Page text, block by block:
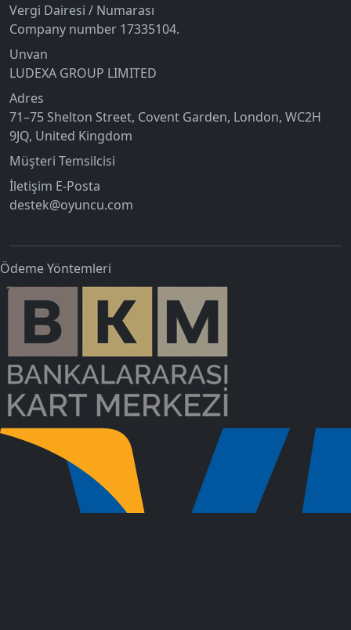
Vergi Dairesi / Numarası
Company number 17335104.
Unvan
LUDEXA GROUP LIMITED
Adres
71–75 Shelton Street, Covent Garden, London, WC2H
9JQ, United Kingdom
Müşteri Temsilcisi
İletişim E-Posta
destek@oyuncu.com
Ödeme Yöntemleri